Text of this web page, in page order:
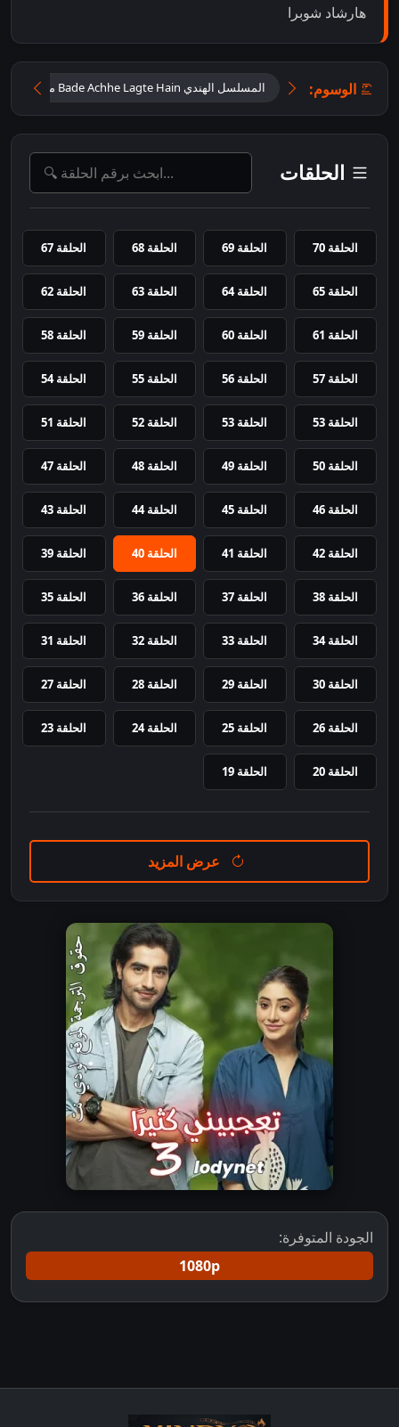
هارشاد شوبرا
الوسوم: المسلسل الهندي Bade Achhe Lagte Hain مترجم الموسم االثالث
الحلقات
الحلقة 70 الحلقة 69 الحلقة 68 الحلقة 67
الحلقة 65 الحلقة 64 الحلقة 63 الحلقة 62
الحلقة 61 الحلقة 60 الحلقة 59 الحلقة 58
الحلقة 57 الحلقة 56 الحلقة 55 الحلقة 54
الحلقة 53 الحلقة 53 الحلقة 52 الحلقة 51
الحلقة 50 الحلقة 49 الحلقة 48 الحلقة 47
الحلقة 46 الحلقة 45 الحلقة 44 الحلقة 43
الحلقة 42 الحلقة 41 الحلقة 40 الحلقة 39
الحلقة 38 الحلقة 37 الحلقة 36 الحلقة 35
الحلقة 34 الحلقة 33 الحلقة 32 الحلقة 31
الحلقة 30 الحلقة 29 الحلقة 28 الحلقة 27
الحلقة 26 الحلقة 25 الحلقة 24 الحلقة 23
الحلقة 20 الحلقة 19
عرض المزيد
الجودة المتوفرة:
1080p